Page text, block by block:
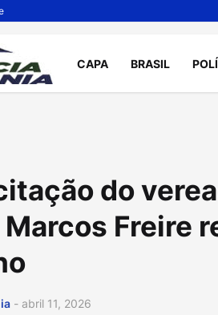
CAPA BRASIL
do
Freire
- abril 11, 2026